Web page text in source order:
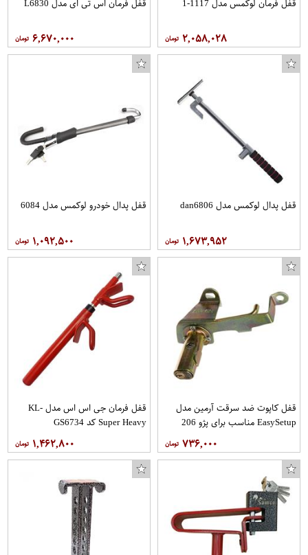
۲,۰۵۸,۰۲۸ ۶,۶۷۰,۰۰۰
قفل پدال لوکمس مدل dan6806
۱,۶۷۳,۹۵۲
قفل پدال خودرو لوکمس مدل 6084
۱,۰۹۲,۵۰۰
قفل کاپوت ضد سرقت آرمین مدل
EasySetup مناسب برای پژو 206
۷۳۶,۰۰۰
قفل فرمان جی اس اس مدل KL-
Super Heavy کد GS6734
۱,۴۶۲,۸۰۰